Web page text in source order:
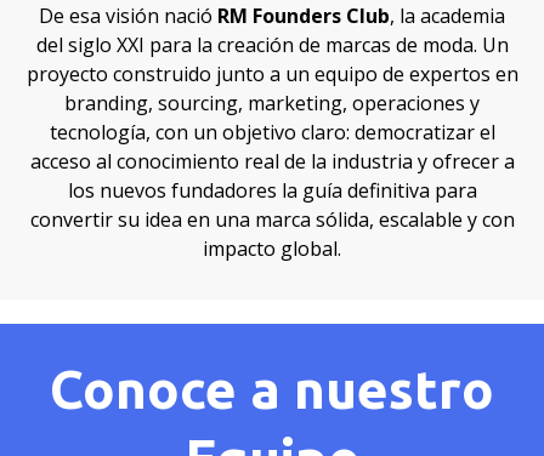
De esa visión nació RM Founders Club, la academia
del siglo XXI para la creación de marcas de moda. Un
proyecto construido junto a un equipo de expertos en
branding, sourcing, marketing, operaciones y
tecnología, con un objetivo claro: democratizar el
acceso al conocimiento real de la industria y ofrecer a
los nuevos fundadores la guía definitiva para
convertir su idea en una marca sólida, escalable y con
impacto global.
Conoce a nuestro